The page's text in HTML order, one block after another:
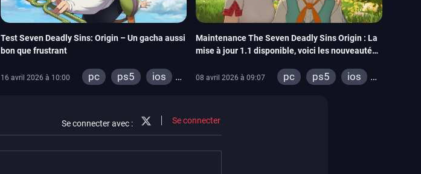
Test Seven Deadly Sins: Origin – Un gacha aussi
bon que frustrant
16 avril 2026 à 10:00 pc ps5
ios
Maintenance The Seven Deadly Sins Origin : La
mise à jour 1.1 disponible, voici les nouveautés
08 avril 2026 à 09:07 pc ps5
ios
Se connecter avec : Se connecter